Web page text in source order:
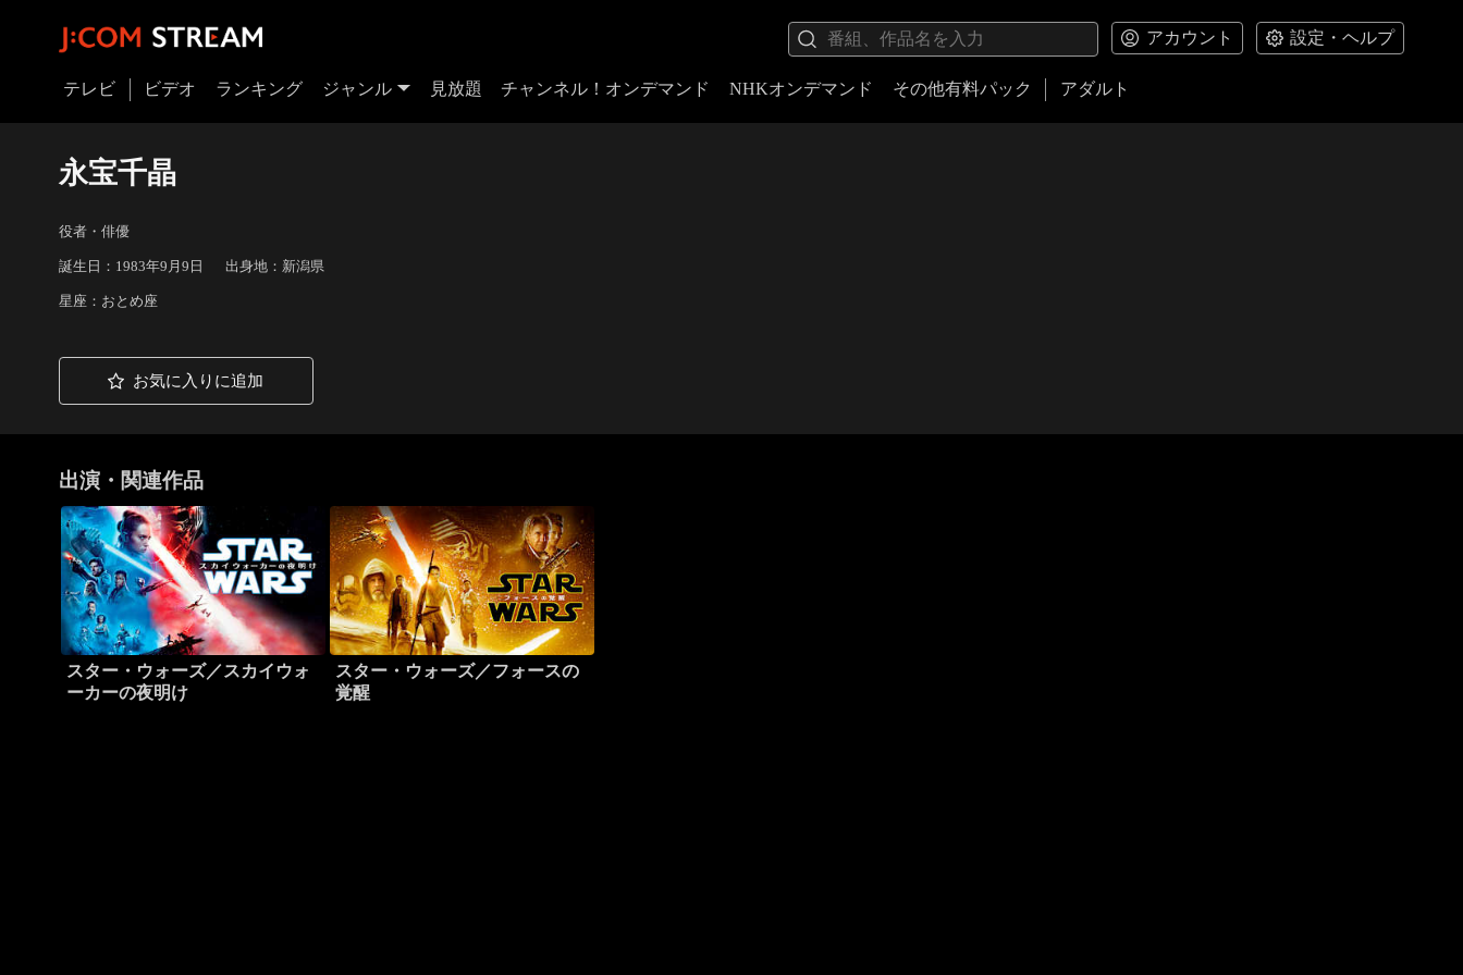
アカウント 設定・ヘルプ
テレビ ビデオ ランキング ジャンル 見放題 チャンネル！オンデマンド NHKオンデマンド その他有料パック アダルト
永宝千晶
役者・俳優
誕生日：1983年9月9日 出身地：新潟県
星座：おとめ座
お気に入りに追加
出演・関連作品
スター・ウォーズ／スカイウォ
ーカーの夜明け
スター・ウォーズ／フォースの
覚醒